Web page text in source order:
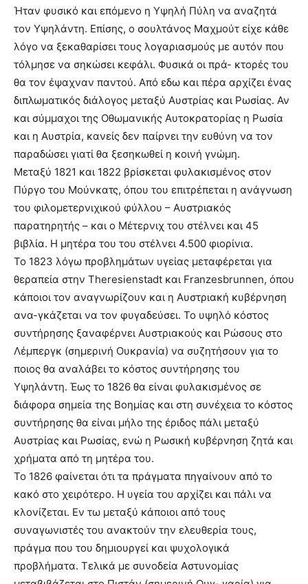
Ήταν φυσικό και επόμενο η Υψηλή Πύλη να αναζητά
τον Υψηλάντη. Επίσης, ο σουλτάνος Μαχμούτ είχε κάθε
λόγο να ξεκαθαρίσει τους λογαριασμούς με αυτόν που
τόλμησε να σηκώσει κεφάλι. Φυσικά οι πρά- κτορές του
θα τον έψαχναν παντού. Από εδω και πέρα αρχίζει ένας
διπλωματικός διάλογος μεταξύ Αυστρίας και Ρωσίας. Αν
και σύμμαχοι της Οθωμανικής Αυτοκρατορίας η Ρωσία
και η Αυστρία, κανείς δεν παίρνει την ευθύνη να τον
παραδώσει γιατί θα ξεσηκωθεί η κοινή γνώμη.
Μεταξύ 1821 και 1822 βρίσκεται φυλακισμένος στον
Πύργο του Μούνκατς, όπου του επιτρέπεται η ανάγνωση
του φιλομετερνιχικού φύλλου – Αυστριακός
παρατηρητής – και ο Μέτερνιχ του στέλνει και 45
βιβλία. Η μητέρα του του στέλνει 4.500 φιορίνια.
Το 1823 λόγω προβλημάτων υγείας μεταφέρεται για
θεραπεία στην Theresienstadt και Franzesbrunnen, όπου
κάποιοι τον αναγνωρίζουν και η Αυστριακή κυβέρνηση
ανα-γκάζεται να τον φυγαδεύσει. Το υψηλό κόστος
συντήρησης ξαναφέρνει Αυστριακούς και Ρώσους στο
Λέμπεργκ (σημερινή Ουκρανία) να συζητήσουν για το
ποιος θα αναλάβει το κόστος συντήρησης του
Υψηλάντη. Έως το 1826 θα είναι φυλακισμένος σε
διάφορα σημεία της Βοημίας και στη συνέχεια το κόστος
συντήρησης θα είναι μήλο της έριδος πάλι μεταξύ
Αυστρίας και Ρωσίας, ενώ η Ρωσική κυβέρνηση ζητά και
χρήματα από τη μητέρα του.
Το 1826 φαίνεται ότι τα πράγματα πηγαίνουν από το
κακό στο χειρότερο. Η υγεία του αρχίζει και πάλι να
κλονίζεται. Εν τω μεταξύ κάποιοι από τους
συναγωνιστές του ανακτούν την ελευθερία τους,
πράγμα που του δημιουργεί και ψυχολογικά
προβλήματα. Τελικά με συνοδεία Αστυνομίας